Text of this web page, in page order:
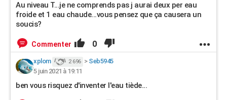
Au niveau T...je ne comprends pas j aurai deux per eau
froide et 1 eau chaude...vous pensez que ça causera un
soucis?
Commenter 0
xplom 2 696 > Seb5945
5 juin 2021 à 19:11
ben vous risquez d'inventer l'eau tiède...